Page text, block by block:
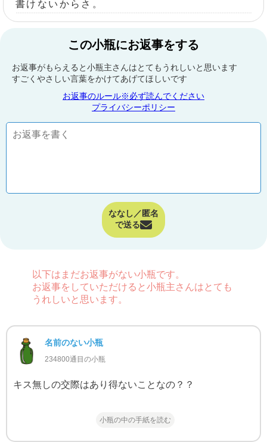
書けないからさ。
この小瓶にお返事をする
お返事がもらえると小瓶主さんはとてもうれしいと思います
すごくやさしい言葉をかけてあげてほしいです
お返事のルール※必ず読んでください
プライバシーポリシー
ななし／匿名
で送る
以下はまだお返事がない小瓶です。
お返事をしていただけると小瓶主さんはとても
うれしいと思います。
名前のない小瓶
234800通目の小瓶
キス無しの交際はあり得ないことなの？？
小瓶の中の手紙を読む